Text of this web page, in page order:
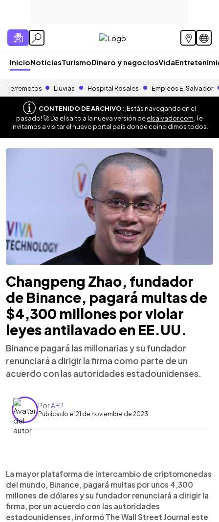
InicioNoticiasTurismoDinero y negociosVida
Terremotos Lluvias Hospital Rosales Empleos El Salvador
CONTENIDO DE ARCHIVO:¡Estás navegando en el
pasado! 🚀 Da el salto a la nueva versión deelsalvador.com . Te
invitamos a visitar el nuevo portal país donde coincidimos todos.
Changpeng Zhao, fundador
de Binance, pagará multas de
$4,300 millones por violar
leyes antilavado en EE.UU.
Binance pagará las millonarias y su fundador
renunciará a dirigir la firma como parte de un
acuerdo con las autoridades estadounidenses.
PorAFP
Publicado el 21 de noviembre de 2023
Escuchar artículo
La mayor plataforma de intercambio de criptomonedas
del mundo, Binance, pagará multas por unos 4,300
millones de dólares y su fundador renunciará a dirigir la
firma, por un acuerdo con las autoridades
estadounidenses, informó The Wall Street Journal este